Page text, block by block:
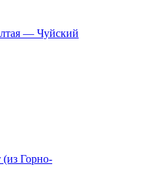
Горно-